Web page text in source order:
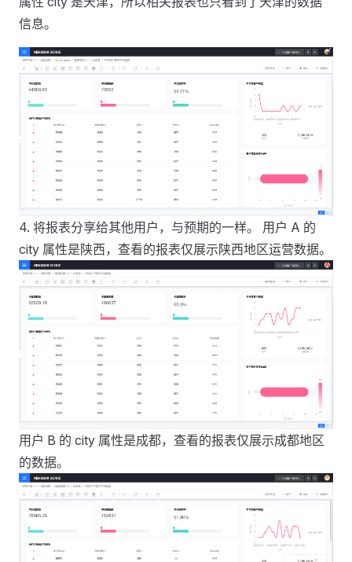
信息。
4. 将报表分享给其他用户，与预期的一样。 用户 A 的
city 属性是陕西，查看的报表仅展示陕西地区运营数据。
用户 B 的 city 属性是成都，查看的报表仅展示成都地区
的数据。